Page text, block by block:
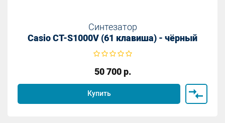
Синтезатор
Casio CT-S1000V (61 клавиша) - чёрный
50 700р.
Купить